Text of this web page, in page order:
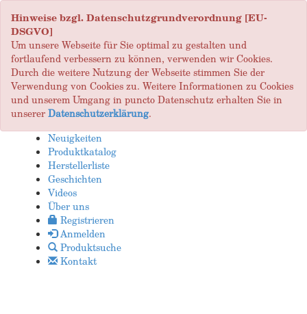
Hinweise bzgl. Datenschutzgrundverordnung [EU-
DSGVO]
Um unsere Webseite für Sie optimal zu gestalten und
fortlaufend verbessern zu können, verwenden wir Cookies.
Durch die weitere Nutzung der Webseite stimmen Sie der
Verwendung von Cookies zu. Weitere Informationen zu Cookies
und unserem Umgang in puncto Datenschutz erhalten Sie in
unsererDatenschutzerklärung.
Neuigkeiten
Produktkatalog
Herstellerliste
Geschichten
Videos
Über uns
Registrieren
Anmelden
Produktsuche
Kontakt